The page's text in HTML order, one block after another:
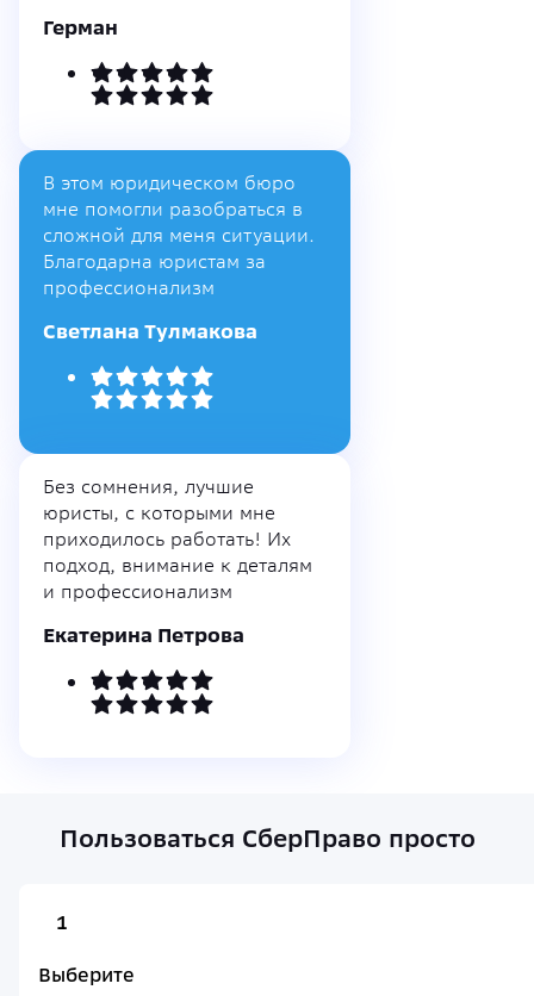
Герман
В этом юридическом бюро
мне помогли разобраться в
сложной для меня ситуации.
Благодарна юристам за
профессионализм
Светлана Тулмакова
Без сомнения, лучшие
юристы, с которыми мне
приходилось работать! Их
подход, внимание к деталям
и профессионализм
Екатерина Петрова
Пользоваться СберПраво просто
1
Выберите